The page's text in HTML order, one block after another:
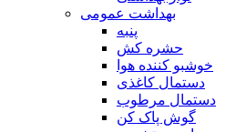
بهداشت عمومی
پنبه
حشره کش
خوشبو کننده هوا
دستمال کاغذی
دستمال مرطوب
گوش پاک کن